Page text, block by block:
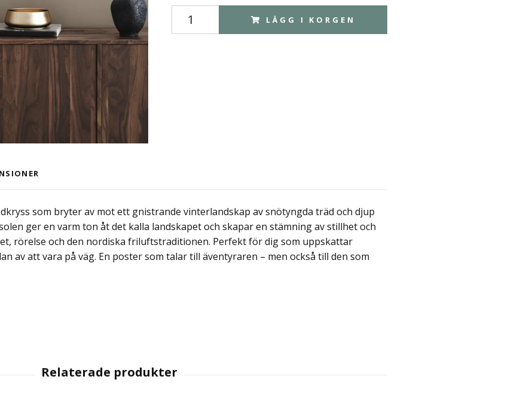
LÄGG I KORGEN
som bryter av mot ett gnistrande vinterlandskap av snötyngda träd och djup
ger en varm ton åt det kalla landskapet och skapar en stämning av stillhet och
rörelse och den nordiska friluftstraditionen. Perfekt för dig som uppskattar
av att vara på väg. En poster som talar till äventyraren – men också till den som